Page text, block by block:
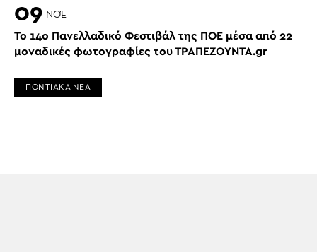
09 ΝΟΈ
Το 14ο Πανελλαδικό Φεστιβάλ της ΠΟΕ μέσα από 22
μοναδικές φωτογραφίες του ΤΡΑΠΕΖΟΥΝΤΑ.gr
ΠΟΝΤΙΑΚΑ ΝΕΑ